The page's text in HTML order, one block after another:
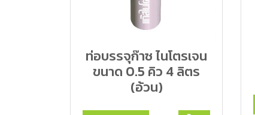
ท่อบรรจุก๊าซ ไนโตรเจน
ขนาด 0.5 คิว 4 ลิตร
(อ้วน)